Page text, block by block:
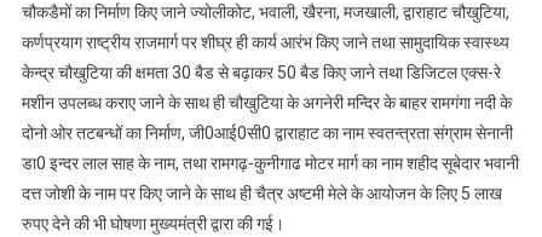
चौकडैमों का निर्माण किए जाने ज्योलीकोट, भवाली, खैरना, मजखाली, द्वाराहाट चौखुटिया,
कर्णप्रयाग राष्ट्रीय राजमार्ग पर शीघ्र ही कार्य आरंभ किए जाने तथा सामुदायिक स्वास्थ्य
केन्द्र चौखुटिया की क्षमता 30 बैड से बढ़ाकर 50 बैड किए जाने तथा डिजिटल एक्स-रे
मशीन उपलब्ध कराए जाने के साथ ही चौखुटिया के अगनेरी मन्दिर के बाहर रामगंगा नदी के
दोनो ओर तटबन्धों का निर्माण, जी0आई0सी0 द्वाराहाट का नाम स्वतन्त्रता संग्राम सेनानी
डा0 इन्दर लाल साह के नाम, तथा रामगढ़-कुनीगाढ मोटर मार्ग का नाम शहीद सूबेदार भवानी
दत्त जोशी के नाम पर किए जाने के साथ ही चैत्र अष्टमी मेले के आयोजन के लिए 5 लाख
रुपए देने की भी घोषणा मुख्यमंत्री द्वारा की गई।